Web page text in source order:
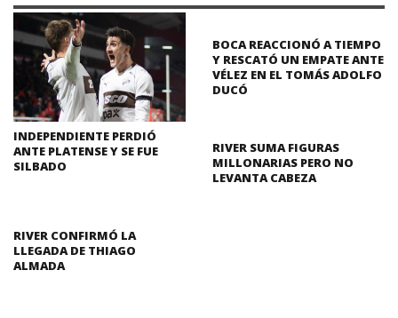
INDEPENDIENTE PERDIÓ
ANTE PLATENSE Y SE FUE
SILBADO
BOCA REACCIONÓ A TIEMPO
Y RESCATÓ UN EMPATE ANTE
VÉLEZ EN EL TOMÁS ADOLFO
DUCÓ
RIVER SUMA FIGURAS
MILLONARIAS PERO NO
LEVANTA CABEZA
RIVER CONFIRMÓ LA
LLEGADA DE THIAGO
ALMADA